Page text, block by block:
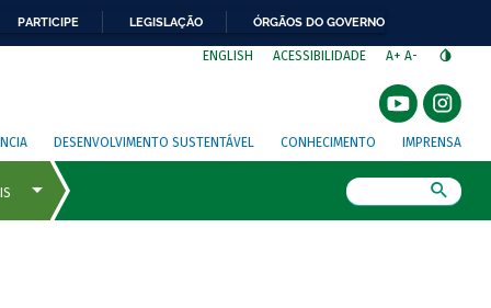
PARTICIPE LEGISLAÇÃO ÓRGÃOS DO GOVERNO
ENGLISH ACESSIBILIDADE A+ A-
DESENVOLVIMENTO SUSTENTÁVEL CONHECIMENTO IMPRENSA